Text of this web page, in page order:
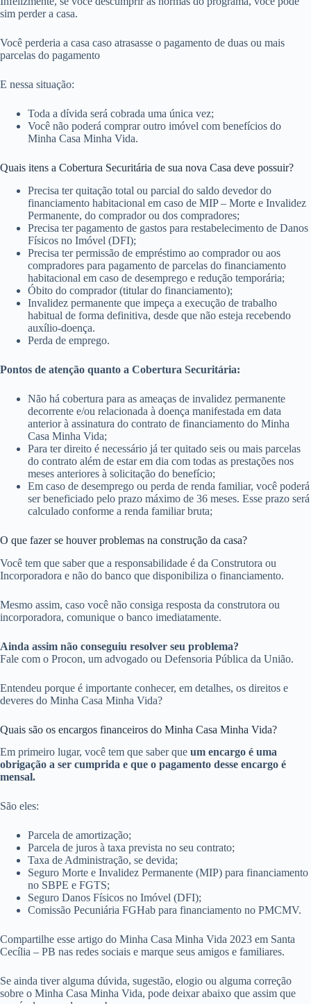
sim perder a casa.
Você perderia a casa caso atrasasse o pagamento de duas ou mais
parcelas do pagamento
E nessa situação:
Toda a dívida será cobrada uma única vez;
Você não poderá comprar outro imóvel com benefícios do
Minha Casa Minha Vida.
Quais itens a Cobertura Securitária de sua nova Casa deve possuir?
Precisa ter quitação total ou parcial do saldo devedor do
financiamento habitacional em caso de MIP – Morte e Invalidez
Permanente, do comprador ou dos compradores;
Precisa ter pagamento de gastos para restabelecimento de Danos
Físicos no Imóvel (DFI);
Precisa ter permissão de empréstimo ao comprador ou aos
compradores para pagamento de parcelas do financiamento
habitacional em caso de desemprego e redução temporária;
Óbito do comprador (titular do financiamento);
Invalidez permanente que impeça a execução de trabalho
habitual de forma definitiva, desde que não esteja recebendo
auxílio-doença.
Perda de emprego.
Pontos de atenção quanto a Cobertura Securitária:
Não há cobertura para as ameaças de invalidez permanente
decorrente e/ou relacionada à doença manifestada em data
anterior à assinatura do contrato de financiamento do Minha
Casa Minha Vida;
Para ter direito é necessário já ter quitado seis ou mais parcelas
do contrato além de estar em dia com todas as prestações nos
meses anteriores à solicitação do benefício;
Em caso de desemprego ou perda de renda familiar, você poderá
ser beneficiado pelo prazo máximo de 36 meses. Esse prazo será
calculado conforme a renda familiar bruta;
O que fazer se houver problemas na construção da casa?
Você tem que saber que a responsabilidade é da Construtora ou
Incorporadora e não do banco que disponibiliza o financiamento.
Mesmo assim, caso você não consiga resposta da construtora ou
incorporadora, comunique o banco imediatamente.
Ainda assim não conseguiu resolver seu problema?
Fale com o Procon, um advogado ou Defensoria Pública da União.
Entendeu porque é importante conhecer, em detalhes, os direitos e
deveres do Minha Casa Minha Vida?
Quais são os encargos financeiros do Minha Casa Minha Vida?
Em primeiro lugar, você tem que saber que um encargo é uma
obrigação a ser cumprida e que o pagamento desse encargo é
mensal.
São eles:
Parcela de amortização;
Parcela de juros à taxa prevista no seu contrato;
Taxa de Administração, se devida;
Seguro Morte e Invalidez Permanente (MIP) para financiamento
no SBPE e FGTS;
Seguro Danos Físicos no Imóvel (DFI);
Comissão Pecuniária FGHab para financiamento no PMCMV.
Compartilhe esse artigo do Minha Casa Minha Vida 2023 em Santa
Cecília – PB nas redes sociais e marque seus amigos e familiares.
Se ainda tiver alguma dúvida, sugestão, elogio ou alguma correção
sobre o Minha Casa Minha Vida, pode deixar abaixo que assim que